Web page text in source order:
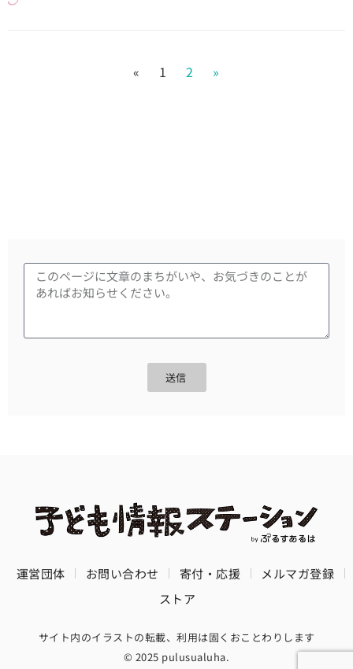
« 1 2 »
送信
運営団体 お問い合わせ 寄付・応援
メルマガ登録
ストア
サイト内のイラストの転載、利用は固くおことわりします
© 2025 pulusualuha.